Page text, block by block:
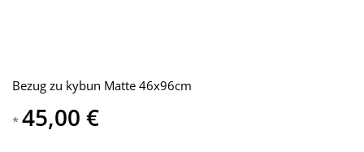
Bezug zu kybun Matte 46x96cm
* 45,00 €